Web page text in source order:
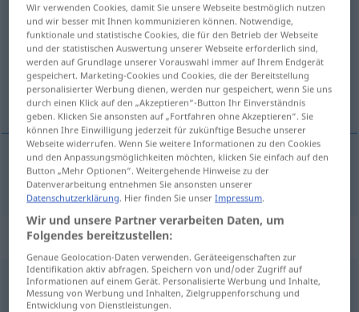
kraftvolladj
Übersicht aller Übersetzungen
(Für mehr Details die Übersetzung anklicken/antippen)
energico
energico kraftvoll
Synonyme für "kraftvoll"
kräftig,markig,prägnant,kernig,plakativ
Wir verwenden Cookies, damit Sie unsere Webseite bestmöglich nutzen
und wir besser mit Ihnen kommunizieren können. Notwendige,
funktionale und statistische Cookies, die für den Betrieb der Webseite
und der statistischen Auswertung unserer Webseite erforderlich sind,
werden auf Grundlage unserer Vorauswahl immer auf Ihrem Endgerät
gespeichert. Marketing-Cookies und Cookies, die der Bereitstellung
personalisierter Werbung dienen, werden nur gespeichert, wenn Sie uns
durch einen Klick auf den „Akzeptieren“-Button Ihr Einverständnis
geben. Klicken Sie ansonsten auf „Fortfahren ohne Akzeptieren“. Sie
können Ihre Einwilligung jederzeit für zukünftige Besuche unserer
Webseite widerrufen. Wenn Sie weitere Informationen zu den Cookies
und den Anpassungsmöglichkeiten möchten, klicken Sie einfach auf den
Button „Mehr Optionen“. Weitergehende Hinweise zu der
Datenverarbeitung entnehmen Sie ansonsten unserer
Datenschutzerklärung. Hier finden Sie unserImpressum.
Wir und unsere Partner verarbeiten Daten, um
Folgendes bereitzustellen:
Genaue Geolocation-Daten verwenden. Geräteeigenschaften zur
Identifikation aktiv abfragen. Speichern von und/oder Zugriff auf
Informationen auf einem Gerät. Personalisierte Werbung und Inhalte,
Messung von Werbung und Inhalten, Zielgruppenforschung und
Entwicklung von Dienstleistungen.